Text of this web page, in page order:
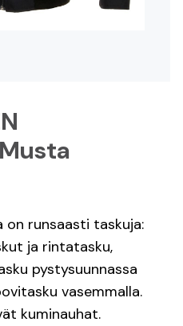
on runsaasti taskuja:
ja rintatasku,
pystysuunnassa
vasemmalla.
kuminauhat.